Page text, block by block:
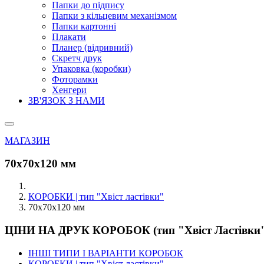
Папки до підпису
Папки з кільцевим механізмом
Папки картонні
Плакати
Планер (відривний)
Скретч друк
Упаковка (коробки)
Фоторамки
Хенгери
ЗВ'ЯЗОК З НАМИ
МАГАЗИН
70х70х120 мм
КОРОБКИ | тип "Хвіст ластівки"
70х70х120 мм
ЦІНИ НА ДРУК КОРОБОК (тип "Хвіст
ІНШІ ТИПИ І ВАРІАНТИ КОРОБОК